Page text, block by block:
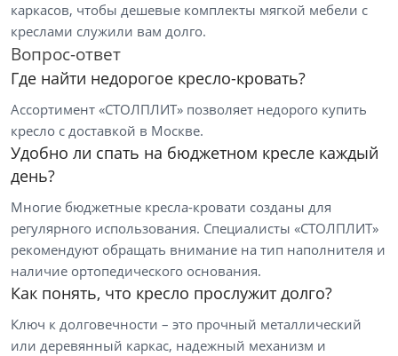
каркасов, чтобы дешевые комплекты мягкой мебели с
креслами служили вам долго.
Вопрос-ответ
Где найти недорогое кресло-кровать?
Ассортимент «СТОЛПЛИТ» позволяет недорого купить
кресло с доставкой в Москве.
Удобно ли спать на бюджетном кресле каждый
день?
Многие бюджетные кресла-кровати созданы для
регулярного использования. Специалисты «СТОЛПЛИТ»
рекомендуют обращать внимание на тип наполнителя и
наличие ортопедического основания.
Как понять, что кресло прослужит долго?
Ключ к долговечности – это прочный металлический
или деревянный каркас, надежный механизм и